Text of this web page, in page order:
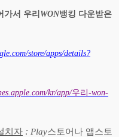
가서 우리 WON뱅킹 다운받은
store/apps/details?
kr/app/우리 -won-
치자 : Play스토어나 앱스토